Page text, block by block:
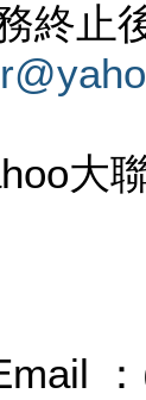
終止
大